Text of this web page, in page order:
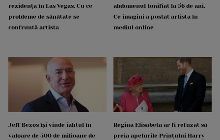
rezidența în Las Vegas. Cu ce
probleme de sănătate se
confruntă artista
abdomenul tonifiat la 56 de ani.
Ce imagini a postat artista în
mediul online
Jeff Bezos își vinde iahtul în
valoare de 500 de milioane de
Regina Elisabeta ar fi refuzat să
preia apelurile Prințului Harry